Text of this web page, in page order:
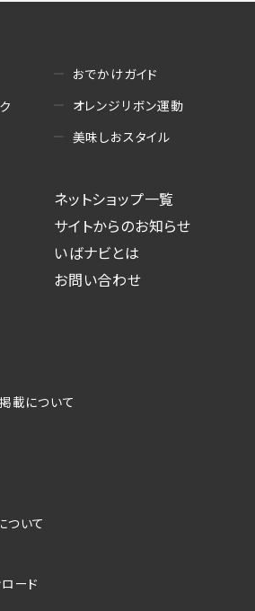
おでかけガイド
オレンジリボン運動
美味しおスタイル
ネットショップ一覧
サイトからのお知らせ
いばナビとは
お問い合わせ
載について
ついて
ード